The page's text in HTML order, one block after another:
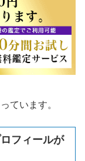
ています。
フィールが